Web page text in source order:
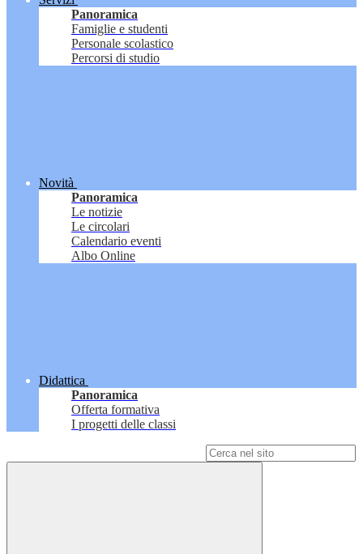
Panoramica
Famiglie e studenti
Personale scolastico
Percorsi di studio
Novità
Panoramica
Le notizie
Le circolari
Calendario eventi
Albo Online
Didattica
Panoramica
Offerta formativa
I progetti delle classi